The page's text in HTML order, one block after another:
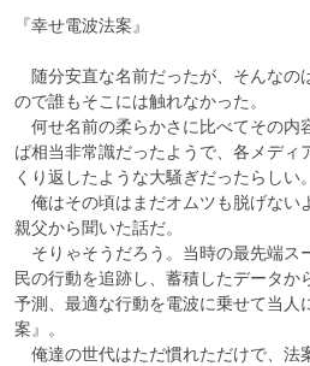
『幸せ電波法案』
随分安直な名前だったが、そんなの
ので誰もそこには触れなかった。
何せ名前の柔らかさに比べてその内
ば相当非常識だったようで、各メディ
くり返したような大騒ぎだったらしい。
俺はその頃はまだオムツも脱げない
親父から聞いた話だ。
そりゃそうだろう。当時の最先端ス
民の行動を追跡し、蓄積したデータか
予測、最適な行動を電波に乗せて当人
案』。
俺達の世代はただ慣れただけで、法